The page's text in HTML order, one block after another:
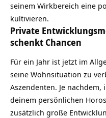
seinem Wirkbereich eine
kultivieren.
Private
schenkt Chancen
Für ein Jahr ist jetzt im
seine Wohnsituation zu
Aszendenten. Je
deinem persönlichen
zusätzlich große